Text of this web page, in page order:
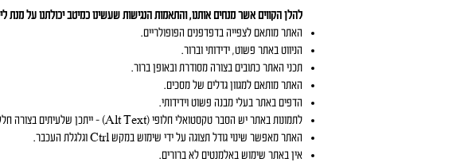
​להלן הקווים אשר מנחים אותנו, והתאמות הנגישות שעשינו כמיטב יכולתנו על מנת
האתר מותאם לצפייה בדפדפנים הפופולריים.
הניווט באתר פשוט, ידידותי וברור.
תכני האתר כתובים בצורה מסודרת ובאופן ברור.
האתר מותאם למגוון גדלים של מסכים.
הדפים באתר בעלי מבנה פשוט וידידותי.
לתמונות באתר יש הסבר טקסטואלי חלופי (Alt Text) - ייתכן שלעיתים בצורה חלקית מבחינת התקן.
האתר מאפשר שינוי גודל תצוגה על ידי שימוש במקש Ctrl וגלגלת העכבר.
אין באתר שימוש באלמנטים לא ברורים.